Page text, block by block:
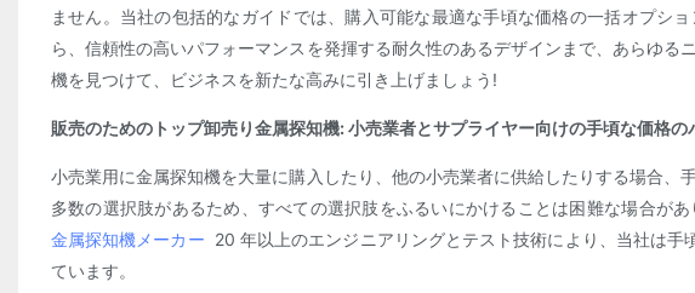
ません。当社の包括的なガイドでは、購入可能な最適な手頃な価格の一括オプシ
ら、信頼性の高いパフォーマンスを発揮する耐久性のあるデザインまで、あらゆ
機を見つけて、ビジネスを新たな高みに引き上げましょう!
販売のためのトップ卸売り金属探知機: 小売業者とサプライヤー向けの手頃な価格の
小売業用に金属探知機を大量に購入したり、他の小売業者に供給したりする場合
多数の選択肢があるため、すべての選択肢をふるいにかけることは困難な場合が
金属探知機メーカー 20 年以上のエンジニアリングとテスト技術により、当社は
ています。